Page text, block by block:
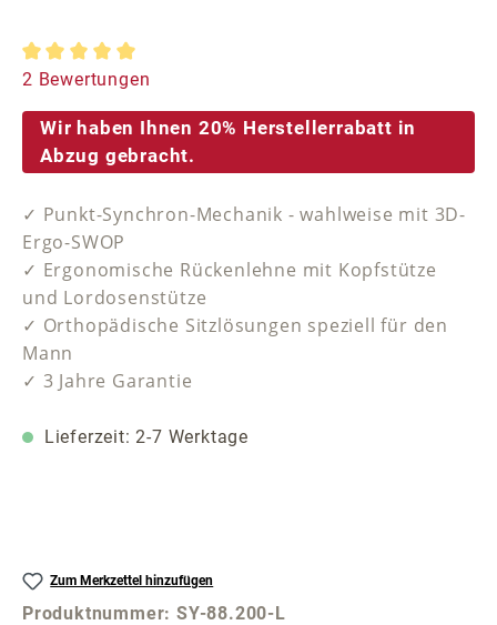
Durchschnittliche Bewertung von 5 von 5 Sternen
2 Bewertungen
Wir haben Ihnen 20% Herstellerrabatt in
Abzug gebracht.
✓ Punkt-Synchron-Mechanik - wahlweise mit 3D-
Ergo-SWOP
✓ Ergonomische Rückenlehne mit Kopfstütze
und Lordosenstütze
✓ Orthopädische Sitzlösungen speziell für den
Mann
✓ 3 Jahre Garantie
Lieferzeit: 2-7 Werktage
Zum Merkzettel hinzufügen
Produktnummer:SY-88.200-L